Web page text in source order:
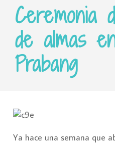
Ceremonia
de almas
Prabang
Ya hace una semana que